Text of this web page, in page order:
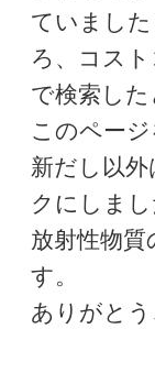
ていまし
ろ、コス
で検索し
このペー
新だし以
クにしま
放射性物
す。
ありがと